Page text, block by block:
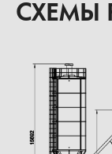
СХЕМЫ